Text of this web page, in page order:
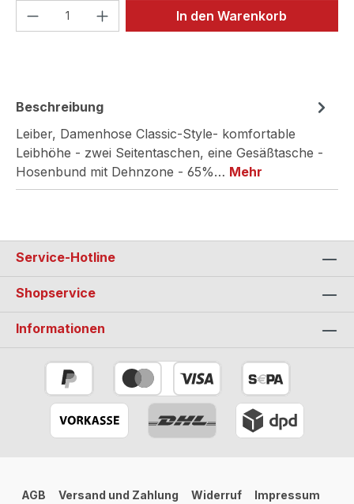
Produkt Anzahl: Gib denIn den Warenkorb
Beschreibung
Leiber, Damenhose Classic-Style- komfortable
Leibhöhe - zwei Seitentaschen, eine Gesäßtasche -
Hosenbund mit Dehnzone - 65%… Mehr
Service-Hotline
Shopservice
Informationen
AGB Versand und Zahlung Widerruf Impressum